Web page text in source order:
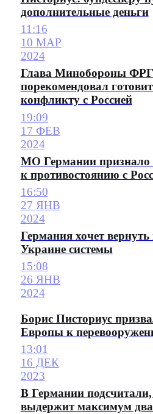
дополнительные деньги
11:16
10 МАР
2024
Глава Минобороны ФРГ
порекомендовал
конфликту с Россией
19:09
17 ФЕВ
2024
МО Германии признало
к противостоянию с
16:50
27 ЯНВ
2024
Германия хочет
Украине системы
15:08
26 ЯНВ
2024
Борис Писториус
Европы к
13:01
16 ДЕК
2023
В Германии подсчитали,
выдержит максимум два